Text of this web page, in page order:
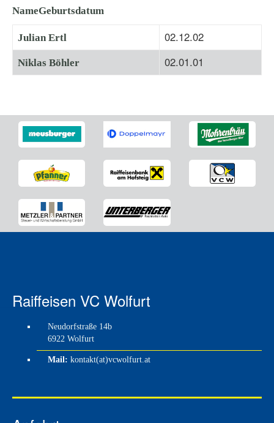
NameGeburtsdatum
Julian Ertl 02.12.02
Niklas Böhler 02.01.01
Raiffeisen VC Wolfurt
Neudorfstraße 14b
6922 Wolfurt
Mail: kontakt(at)vcwolfurt.at